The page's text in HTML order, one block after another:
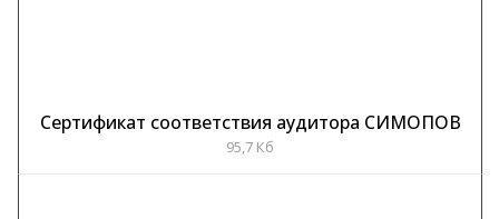
Сертификат соответствия аудитора СИМОПОВ
95,7 Кб